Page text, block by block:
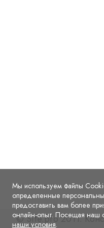
© Site.pro 2011.
Мы используем файлы
определенные
предоставить вам более
онлайн-опыт. Посещая наш
наши условия.